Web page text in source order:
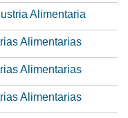
Alimentaria
Alimentarias
Alimentarias
Alimentarias